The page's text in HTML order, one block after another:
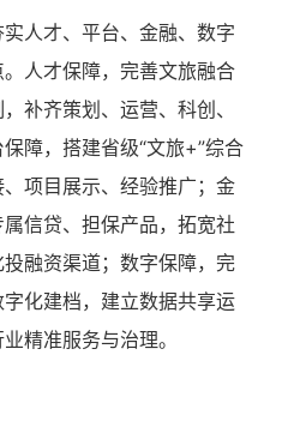
人才、平台、金融、数字
人才保障，完善文旅融合
补齐策划、运营、科创、
障，搭建省级“文旅+”综合
项目展示、经验推广；金
信贷、担保产品，拓宽社
融资渠道；数字保障，完
化建档，建立数据共享运
精准服务与治理。